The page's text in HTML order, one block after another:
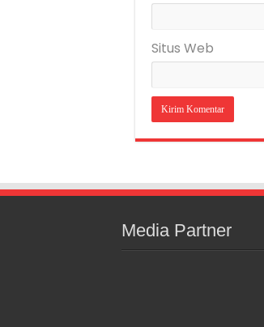
Situs Web
Media Partner